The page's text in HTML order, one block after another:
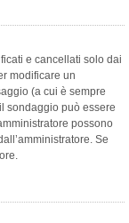
e cancellati solo dai
modificare un
(a cui è sempre
sondaggio può essere
possono
Se